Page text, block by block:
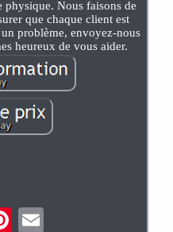
physique. Nous faisons de
que chaque client est
problème, envoyez-nous
heureux de vous aider.